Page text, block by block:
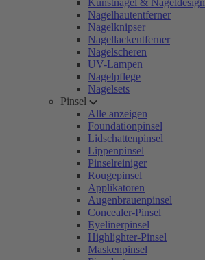
Kunstnägel & Nageldesign
Nagelhautentferner
Nagelknipser
Nagellackentferner
Nagelscheren
UV-Lampen
Nagelpflege
Nagelsets
Pinsel
Alle anzeigen
Foundationpinsel
Lidschattenpinsel
Lippenpinsel
Pinselreiniger
Rougepinsel
Applikatoren
Augenbrauenpinsel
Concealer-Pinsel
Eyelinerpinsel
Highlighter-Pinsel
Maskenpinsel